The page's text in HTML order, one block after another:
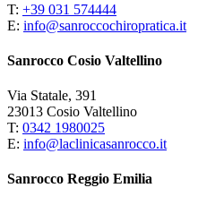
T: +39 031 574444
E: info@sanroccochiropratica.it
Sanrocco Cosio Valtellino
Via Statale, 391
23013 Cosio Valtellino
T: 0342 1980025
E: info@laclinicasanrocco.it
Sanrocco Reggio Emilia